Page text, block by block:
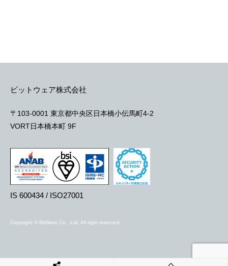
ビットウェア株式会社
〒103-0001 東京都中央区日本橋小伝馬町4-2
VORT日本橋本町 9F
IS 600434 / ISO27001
Copyright © BitWare Co., Ltd. All right reserved.